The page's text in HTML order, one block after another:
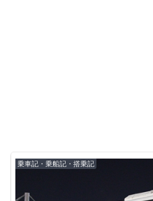
乗車記・乗船記・搭乗記